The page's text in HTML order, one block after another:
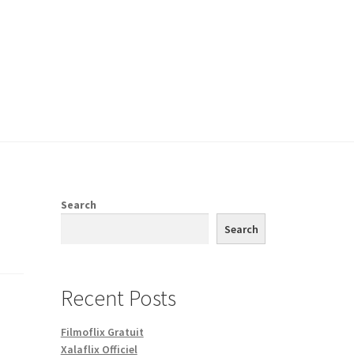
Search
Search
Recent Posts
Filmoflix Gratuit
Xalaflix Officiel